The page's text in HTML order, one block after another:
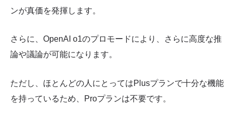
ンが真価を発揮します。
さらに、OpenAI o1のプロモードにより、さらに高度な推
論や議論が可能になります。
ただし、ほとんどの人にとってはPlusプランで十分な機能
を持っているため、Proプランは不要です。